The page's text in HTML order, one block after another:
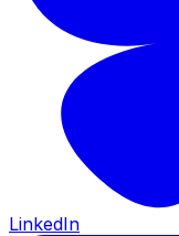
LinkedIn